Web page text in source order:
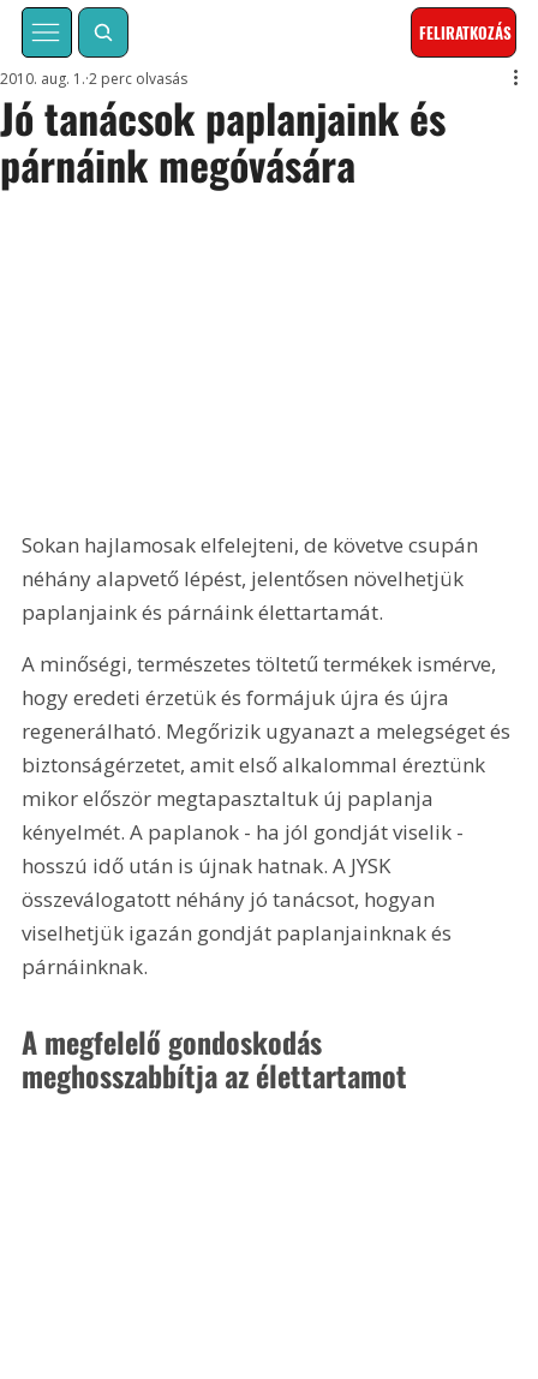
FELIRATKOZÁS
Jó tanácsok paplanjaink és
párnáink megóvására
2010. aug. 1. 2 perc olvasás
Sokan hajlamosak elfelejteni, de követve csupán
néhány alapvető lépést, jelentősen növelhetjük
paplanjaink és párnáink élettartamát.
A minőségi, természetes töltetű termékek ismérve,
hogy eredeti érzetük és formájuk újra és újra
regenerálható. Megőrizik ugyanazt a melegséget és
biztonságérzetet, amit első alkalommal éreztünk
mikor először megtapasztaltuk új paplanja
kényelmét. A paplanok - ha jól gondját viselik -
hosszú idő után is újnak hatnak. A JYSK
összeválogatott néhány jó tanácsot, hogyan
viselhetjük igazán gondját paplanjainknak és
párnáinknak.
A megfelelő gondoskodás
meghosszabbítja az élettartamot